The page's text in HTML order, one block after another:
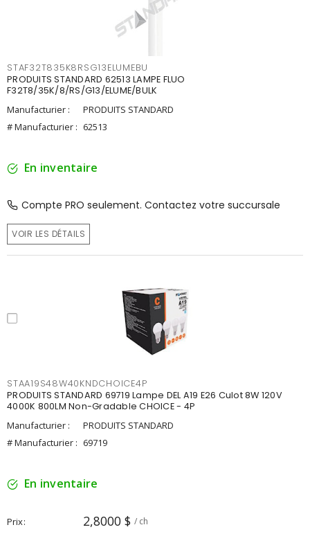
STAF32T835K8RSG13ELUMEBU
PRODUITS STANDARD 62513 LAMPE FLUO
F32T8/35K/8/RS/G13/ELUME/BULK
Manufacturier :
PRODUITS STANDARD
# Manufacturier : 62513
En inventaire
Compte PRO seulement. Contactez votre succursale
VOIR LES DÉTAILS
STAA19S48W40KNDCHOICE4P
PRODUITS STANDARD 69719 Lampe DEL A19 E26 Culot 8W 120V
4000K 800LM Non-Gradable CHOICE - 4P
Manufacturier :
PRODUITS STANDARD
# Manufacturier : 69719
En inventaire
Prix 2,8000 $ / ch